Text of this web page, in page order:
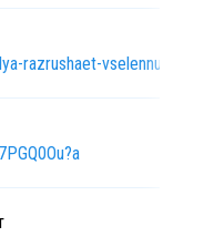
razrushaet-vselennuyu/